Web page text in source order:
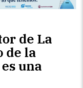
de La
de la
una